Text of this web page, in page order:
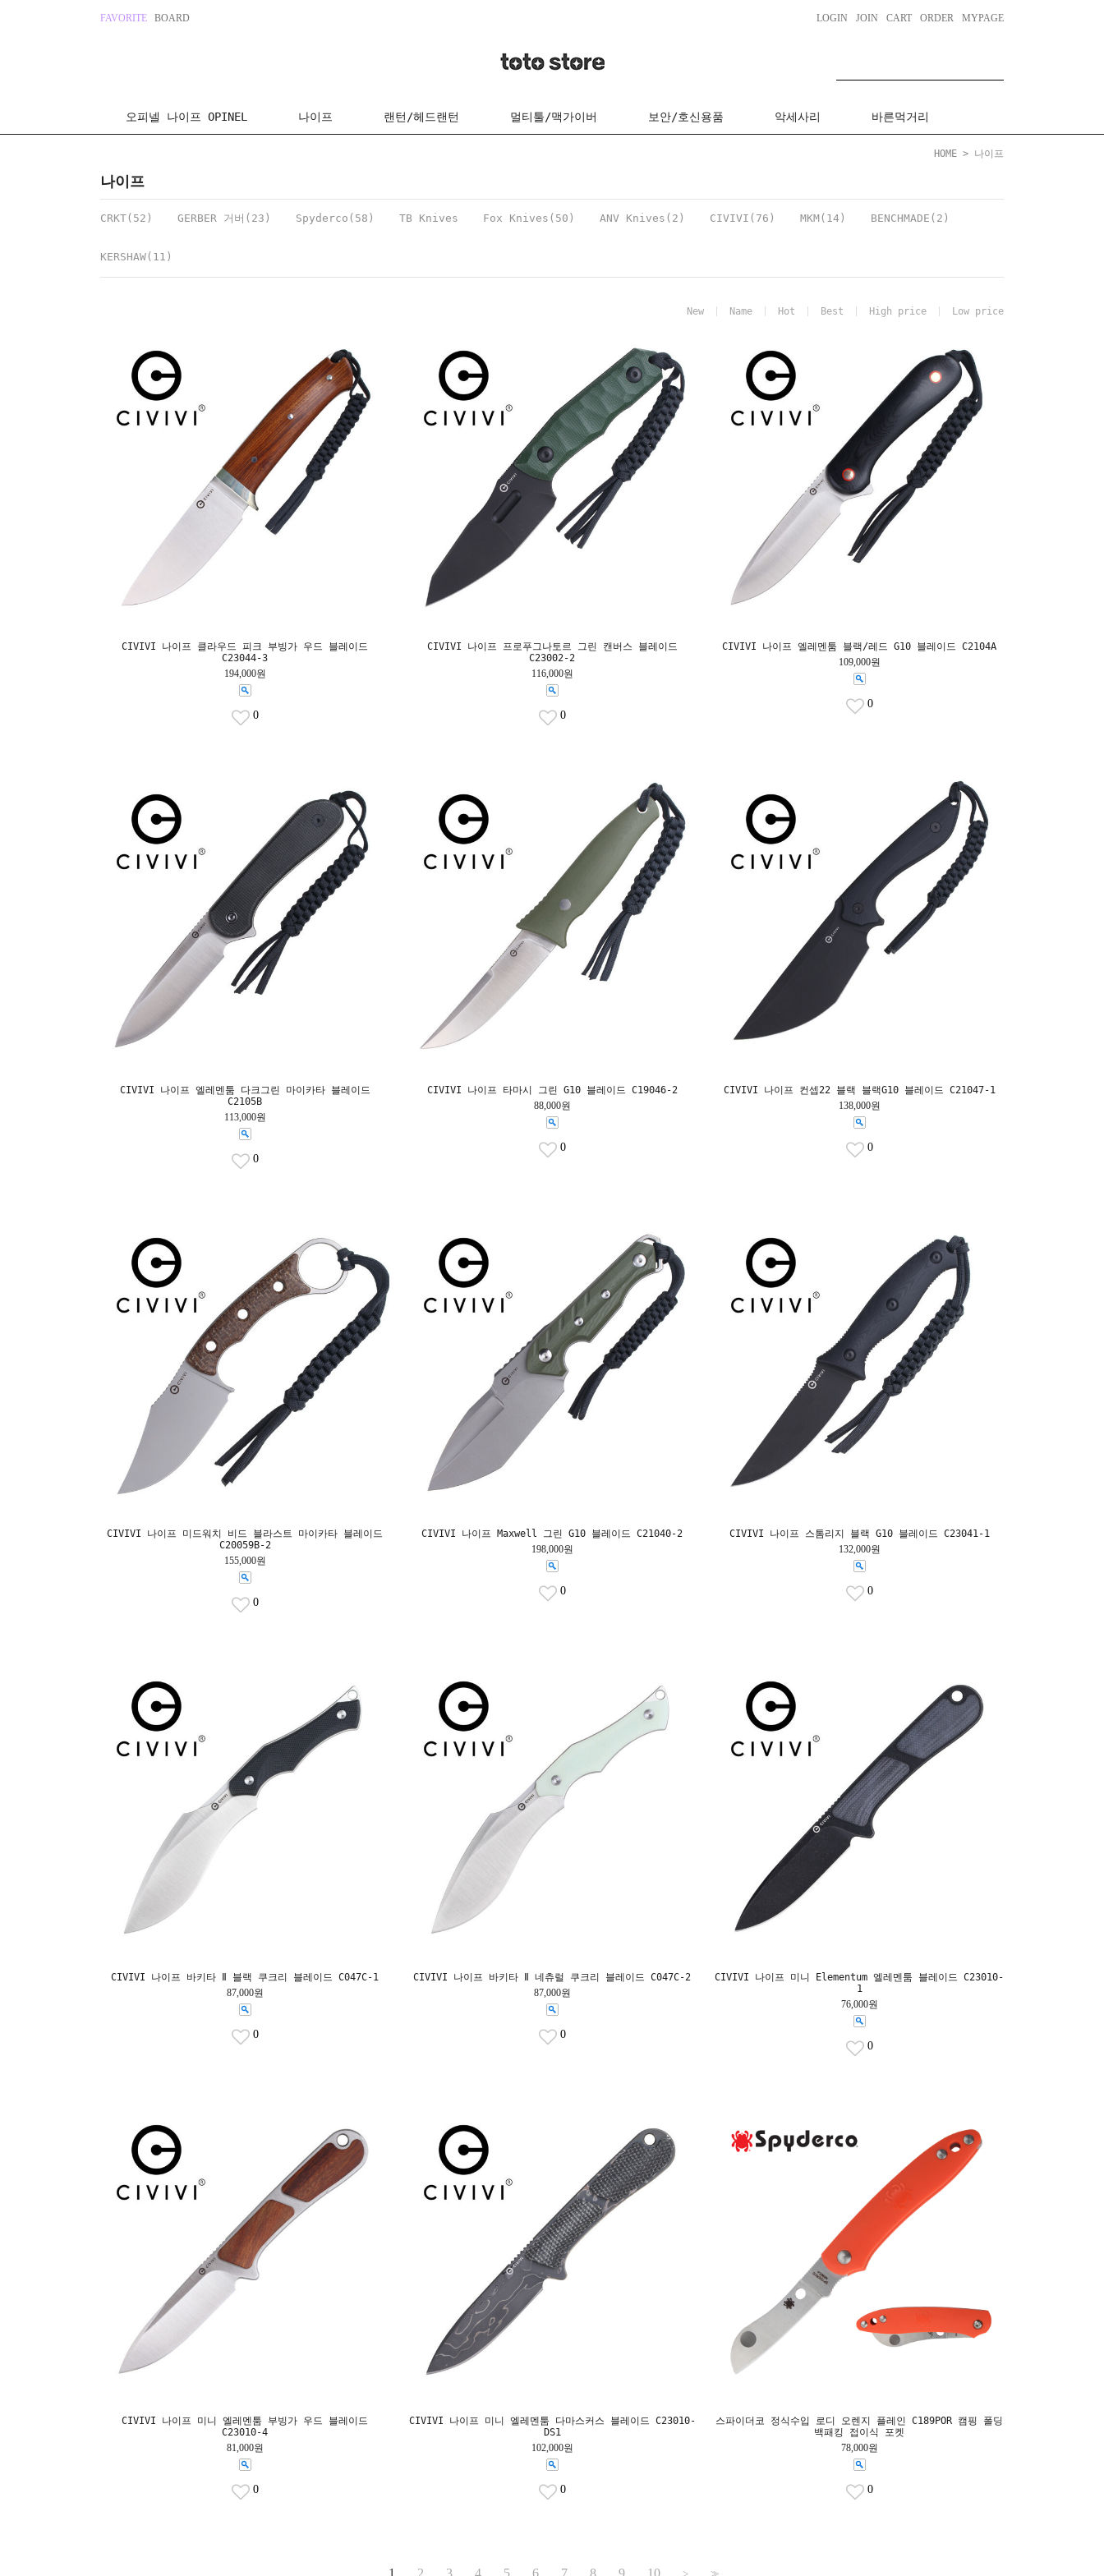
FAVORITE BOARD LOGIN JOIN CART ORDER MYPAGE
오피넬 나이프 OPINEL 나이프 랜턴/헤드랜턴 멀티툴/맥가이버 보안/호신용품 악세사리 바른먹거리
HOME > 나이프
나이프
CRKT(52) GERBER 거버(23) Spyderco(58) TB Knives Fox Knives(50) ANV Knives(2) CIVIVI(76) MKM(14) BENCHMADE(2)
KERSHAW(11)
New Name Hot Best High price Low price
CIVIVI 나이프 클라우드 피크 부빙가 우드 블레이드
C23044-3
194,000원
0
CIVIVI 나이프 프로푸그나토르 그린 캔버스 블레이드
C23002-2
116,000원
0
CIVIVI 나이프 엘레멘툼 블랙/레드 G10 블레이드 C2104A
109,000원
0
CIVIVI 나이프 엘레멘툼 다크그린 마이카타 블레이드
C2105B
113,000원
0
CIVIVI 나이프 타마시 그린 G10 블레이드 C19046-2
88,000원
0
CIVIVI 나이프 컨셉22 블랙 블랙G10 블레이드 C21047-1
138,000원
0
CIVIVI 나이프 미드워치 비드 블라스트 마이카타 블레이드
C20059B-2
155,000원
0
CIVIVI 나이프 Maxwell 그린 G10 블레이드 C21040-2
198,000원
0
CIVIVI 나이프 스톰리지 블랙 G10 블레이드 C23041-1
132,000원
0
CIVIVI 나이프 바키타 Ⅱ 블랙 쿠크리 블레이드 C047C-1
87,000원
0
CIVIVI 나이프 바키타 Ⅱ 네츄럴 쿠크리 블레이드 C047C-2
87,000원
0
CIVIVI 나이프 미니 Elementum 엘레멘툼 블레이드 C23010-
1
76,000원
0
CIVIVI 나이프 미니 엘레멘툼 부빙가 우드 블레이드
C23010-4
81,000원
0
CIVIVI 나이프 미니 엘레멘툼 다마스커스 블레이드 C23010-
DS1
102,000원
0
스파이더코 정식수입 로디 오렌지 플레인 C189POR 캠핑 폴딩
백패킹 접이식 포켓
78,000원
0
1 2 3 4 5 6 7 8 9 10